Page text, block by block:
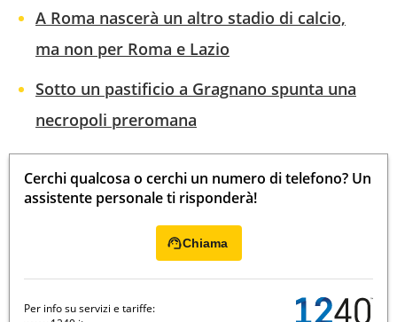
A Roma nascerà un altro stadio di calcio,
ma non per Roma e Lazio
Sotto un pastificio a Gragnano spunta una
necropoli preromana
Cerchi qualcosa o cerchi un numero di telefono? Un
assistente personale ti risponderà!
Chiama
Per info su servizi e tariffe: